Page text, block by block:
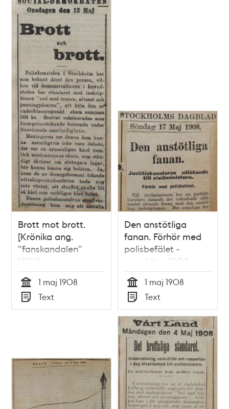
Brott mot brott.
[Krönika ang.
"fanskandalen"
1908]
Tid
1 maj 1908
Typ
Text
Den anstötliga
fanan. Förhör med
polisbefälet -
pressklipp 1908
Tid
1 maj 1908
Typ
Text